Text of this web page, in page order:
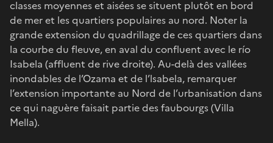
classes moyennes et aisées se situent plutôt en bord
de mer et les quartiers populaires au nord. Noter la
grande extension du quadrillage de ces quartiers dans
la courbe du fleuve, en aval du confluent avec le río
Isabela (affluent de rive droite). Au-delà des vallées
inondables de l’Ozama et de l’lsabela, remarquer
l’extension importante au Nord de l’urbanisation dans
ce qui naguère faisait partie des faubourgs (Villa
Mella).